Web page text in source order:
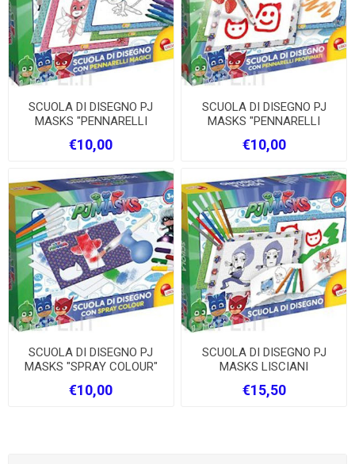
SCUOLA DI DISEGNO PJ
MASKS "PENNARELLI
€10,00
SCUOLA DI DISEGNO PJ
MASKS "PENNARELLI
€10,00
SCUOLA DI DISEGNO PJ
MASKS "SPRAY COLOUR"
€10,00
SCUOLA DI DISEGNO PJ
MASKS LISCIANI
€15,50